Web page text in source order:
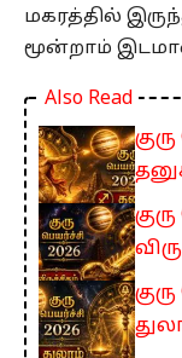
மகரத்தில்
மூன்றாம்
Also Read